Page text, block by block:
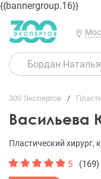
{{bannergroup.16}}
300 Экспертов
Васильева
Пластический хирург,
5 (169)
ГЛАВНАЯ